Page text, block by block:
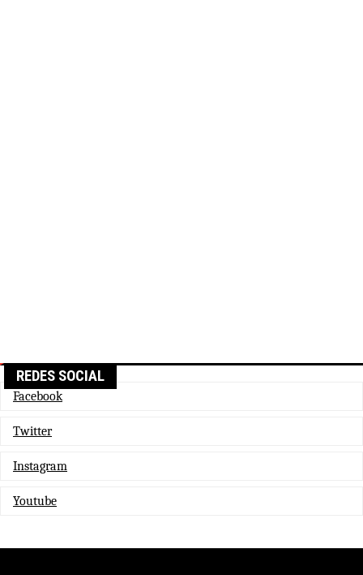
REDES SOCIAL
Facebook
Twitter
Instagram
Youtube